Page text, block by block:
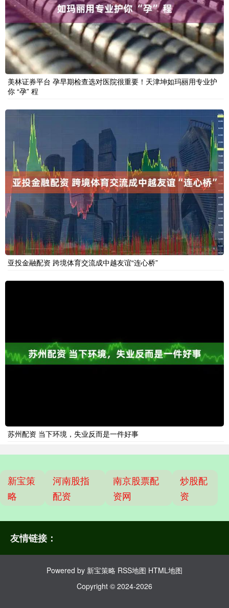
美林证券平台 孕早期检查选对医院很重要！天津坤如玛丽用专业护
你 “孕” 程
亚投金融配资 跨境体育交流成中越友谊“连心桥”
苏州配资 当下环境，失业反而是一件好事
新宝策
略
河南股指
配资
南京股票配
资网
炒股配
资
友情链接：
Powered by 新宝策略 RSS地图 HTML地图
Copyright © 2024-2026